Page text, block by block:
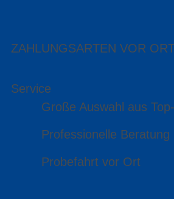
ZAHLUNGSARTEN VOR
Service
Große Auswahl aus
Professionelle Beratung
Probefahrt vor Ort